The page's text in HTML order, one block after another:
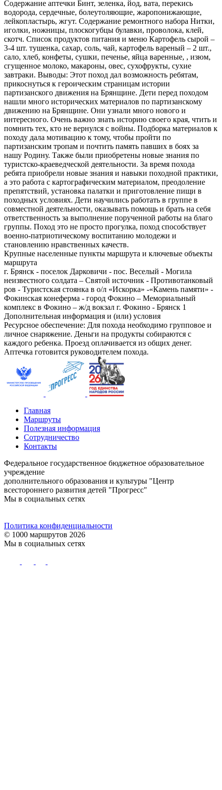
Крупные населенные пункты маршрута и ключевые объекты
маршрута
г. Брянск - поселок Дарковичи - пос. Веселый - Могила
неизвестного солдата – Святой источник - Противотанковый
ров - Туристская стоянка в о/л «Искорка» -«Камень памяти» -
Фокинская конеферма - город Фокино – Мемориальный
комплекс в Фокино – ж/д вокзал г. Фокино - Брянск 1
Дополнительная информация и (или) условия
Ресурсное обеспечение: Для похода необходимо групповое и
личное снаряжение. Деньги на продукты собираются с
каждого ребенка. Проезд оплачивается из общих денег.
Аптечка готовится руководителем похода.
Главная
Маршруты
Полезная информация
Сотрудничество
Контакты
Федеральное государственное бюджетное образовательное
учреждение
дополнительного образования и культуры "Центр
всестороннего развития детей "Прогресс"
Мы в социальных сетях
Политика конфиденциальности
© 1000 маршрутов 2026
Мы в социальных сетях